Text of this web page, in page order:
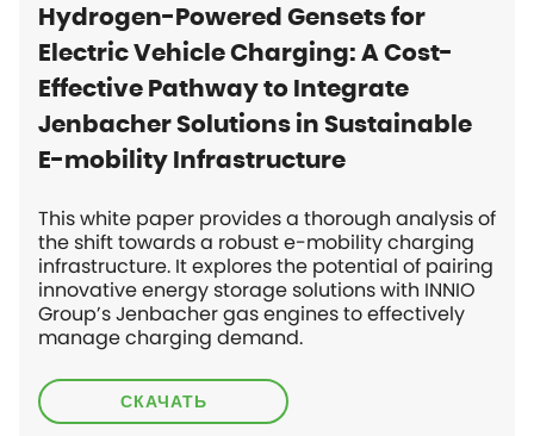
Hydrogen-Powered Gensets for
Electric Vehicle Charging: A Cost-
Effective Pathway to Integrate
Jenbacher Solutions in Sustainable
E-mobility Infrastructure
This white paper provides a thorough analysis of
the shift towards a robust e-mobility charging
infrastructure. It explores the potential of pairing
innovative energy storage solutions with INNIO
Group’s Jenbacher gas engines to effectively
manage charging demand.
СКАЧАТЬ